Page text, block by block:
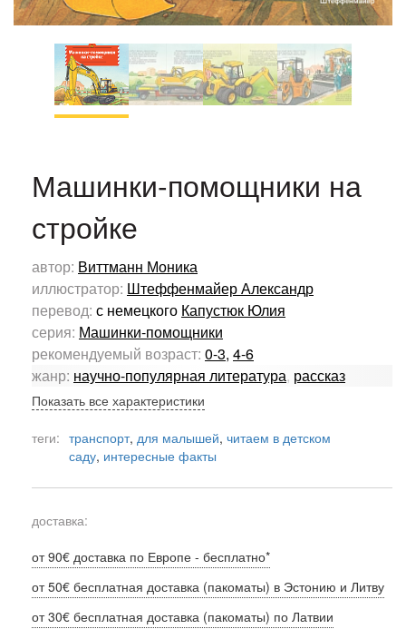
Машинки-помощники на
стройке
автор: Виттманн Моника
иллюстратор: Штеффенмайер Александр
перевод: с немецкого Капустюк Юлия
серия: Машинки-помощники
рекомендуемый возраст: 0-3, 4-6
жанр: научно-популярная литература, рассказ
Показать все характеристики
теги: транспорт, для малышей, читаем в детском
саду, интересные факты
доставка:
от 90€ доставка по Европе - бесплатно*
от 50€ бесплатная доставка (пакоматы) в Эстонию и Литву
от 30€ бесплатная доставка (пакоматы) по Латвии